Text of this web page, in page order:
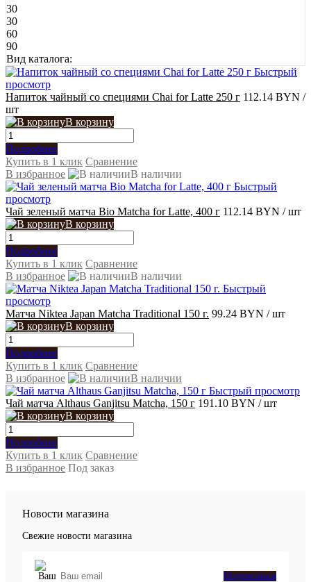
30
30
60
90
Вид каталога:
Быстрый
просмотр
Напиток чайный со специями Chai for Latte 250 г 112.14 BYN /
шт
В корзину
Подробнее
Купить в 1 клик Сравнение
В избранное
В наличии
Быстрый
просмотр
Чай зеленый матча Bio Matcha for Latte, 400 г 112.14 BYN / шт
В корзину
Подробнее
Купить в 1 клик Сравнение
В избранное
В наличии
Быстрый
просмотр
Матча Niktea Japan Matcha Traditional 150 г. 99.24 BYN / шт
В корзину
Подробнее
Купить в 1 клик Сравнение
В избранное
В наличии
Быстрый просмотр
Чай матча Althaus Ganjitsu Matcha, 150 г 191.10 BYN / шт
В корзину
Подробнее
Купить в 1 клик Сравнение
В избранное Под заказ
Новости магазина
Свежие новости магазина
Подписаться